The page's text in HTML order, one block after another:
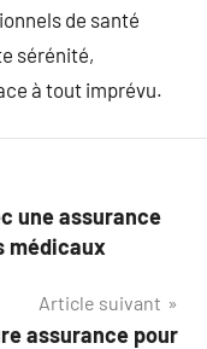
de santé
sérénité,
à tout imprévu.
une assurance
médicaux
Article suivant
assurance pour